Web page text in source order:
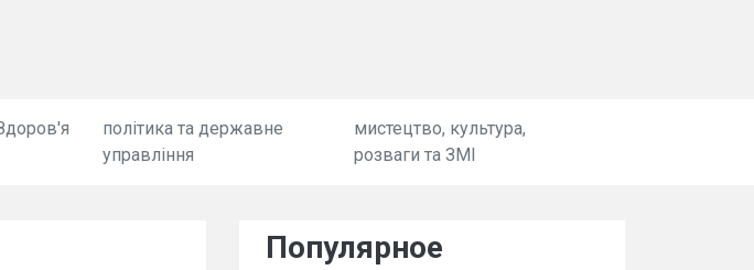
політика та державне
управління
мистецтво, культура,
розваги та ЗМІ
Популярное